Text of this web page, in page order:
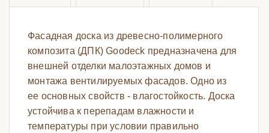
Фасадная доска из древесно-полимерного
композита (ДПК) Goodeck предназначена для
внешней отделки малоэтажных домов и
монтажа вентилируемых фасадов. Одно из
ее основных свойств - влагостойкость. Доска
устойчива к перепадам влажности и
температуры при условии правильно